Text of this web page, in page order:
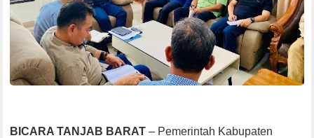
BICARA TANJAB BARAT – Pemerintah Kabupaten